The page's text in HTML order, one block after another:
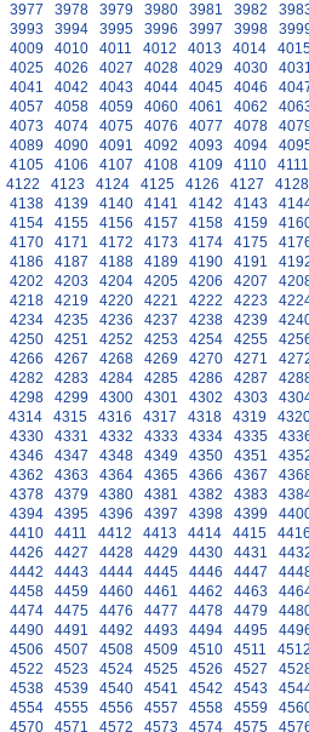
3977 3978 3979 3980 3981 3982
3993 3994 3995 3996 3997 3998
4009 4010 4011 4012 4013 4014
4025 4026 4027 4028 4029 4030
4041 4042 4043 4044 4045 4046
4057 4058 4059 4060 4061 4062
4073 4074 4075 4076 4077 4078
4089 4090 4091 4092 4093 4094
4105 4106 4107 4108 4109 4110
4111
4122 4123 4124 4125 4126 4127
4128
4138 4139 4140 4141 4142 4143
4154 4155 4156 4157 4158 4159
4170 4171 4172 4173 4174 4175
4186 4187 4188 4189 4190 4191
4202 4203 4204 4205 4206 4207
4218 4219 4220 4221 4222 4223
4234 4235 4236 4237 4238 4239
4250 4251 4252 4253 4254 4255
4266 4267 4268 4269 4270 4271
4282 4283 4284 4285 4286 4287
4298 4299 4300 4301 4302 4303
4314 4315 4316 4317 4318 4319
4330 4331 4332 4333 4334 4335
4346 4347 4348 4349 4350 4351
4362 4363 4364 4365 4366 4367
4378 4379 4380 4381 4382 4383
4394 4395 4396 4397 4398 4399
4410 4411 4412 4413 4414 4415
4426 4427 4428 4429 4430 4431
4442 4443 4444 4445 4446 4447
4458 4459 4460 4461 4462 4463
4474 4475 4476 4477 4478 4479
4490 4491 4492 4493 4494 4495
4506 4507 4508 4509 4510 4511
4522 4523 4524 4525 4526 4527
4538 4539 4540 4541 4542 4543
4554 4555 4556 4557 4558 4559
4570 4571 4572 4573 4574 4575